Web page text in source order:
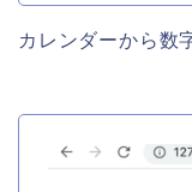
カレンダーから数